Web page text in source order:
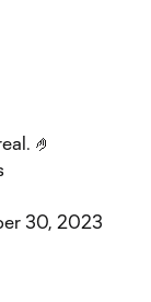
🤌
30, 2023